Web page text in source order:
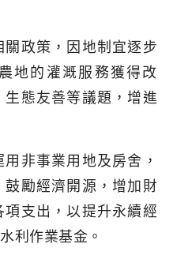
政策，因地制宜逐步
地的灌溉服務獲得改
態友善等議題，增進
非事業用地及房舍，
勵經濟開源，增加財
支出，以提升永續經
利作業基金。